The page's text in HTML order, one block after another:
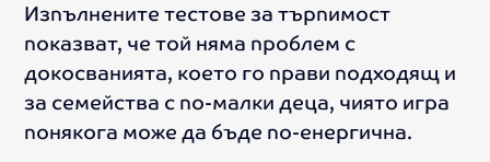
Изпълнените тестове за търпимост
показват, че той няма проблем с
докосванията, което го прави подходящ и
за семейства с по-малки деца, чиято игра
понякога може да бъде по-енергична.